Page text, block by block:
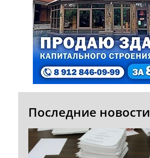
Последние новости